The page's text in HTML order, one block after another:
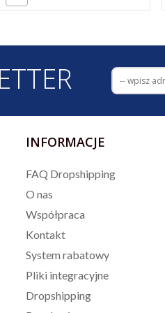
INFORMACJE
FAQ Dropshipping
O nas
Współpraca
Kontakt
System rabatowy
Pliki integracyjne
Dropshipping